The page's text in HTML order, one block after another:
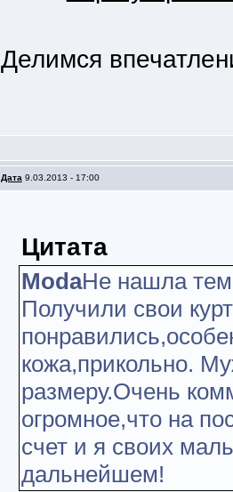
Делимся
Дата 9.03.2013 - 17:00
Цитата
ModaНе нашла
Получили свои
кожа,прикольно.
размеру.Очень
огромное,что на
счет и я своих
дальнейшем!